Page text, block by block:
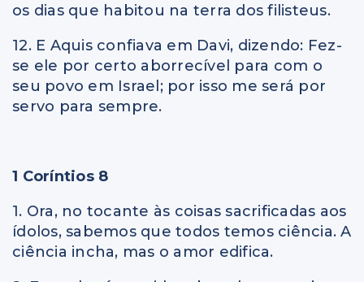
os dias que habitou na terra dos filisteus.
12. E Aquis confiava em Davi, dizendo: Fez-
se ele por certo aborrecível para com o
seu povo em Israel; por isso me será por
servo para sempre.
1 Coríntios 8
1. Ora, no tocante às coisas sacrificadas aos
ídolos, sabemos que todos temos ciência. A
ciência incha, mas o amor edifica.